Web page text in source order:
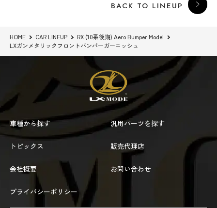
BACK TO LINEUP
HOME CAR LINEUP
RX (10系後期) Aero Bumper Model
LXガンメタリックフロントバンパーガーニッシュ
車種から探す 汎用パーツを探す
トピックス 販売代理店
会社概要 お問い合わせ
プライバシーポリシー